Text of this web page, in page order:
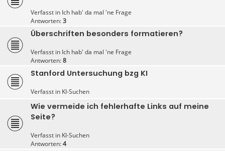
Verfasst in Ich hab' da mal 'ne Frage
Antworten:3
Überschriften besonders formatieren?
Verfasst in Ich hab' da mal 'ne Frage
Antworten:8
Stanford Untersuchung bzg KI
Verfasst in KI-Suchen
Wie vermeide ich fehlerhafte Links auf meine
Seite?
Verfasst in KI-Suchen
Antworten:4